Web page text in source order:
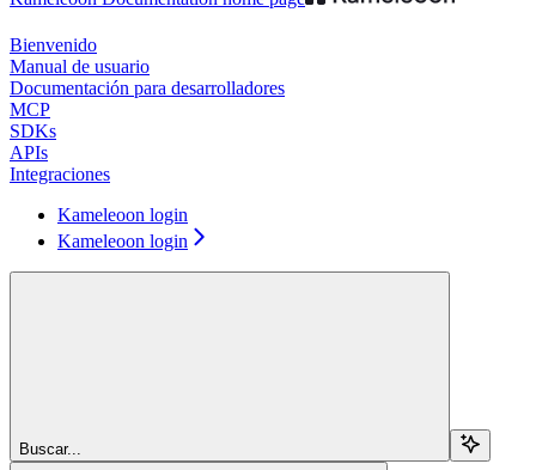
Bienvenido
Manual de usuario
Documentación para desarrolladores
MCP
SDKs
APIs
Integraciones
Kameleoon login
Kameleoon login
Buscar...